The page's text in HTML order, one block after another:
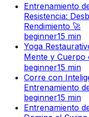
Entrenamiento
Resistencia:
Rendimiento 🚀
beginner15 min
Yoga
Mente y Cuerpo
beginner15 min
Corre con
Entrenamiento
beginner15 min
Entrenamiento